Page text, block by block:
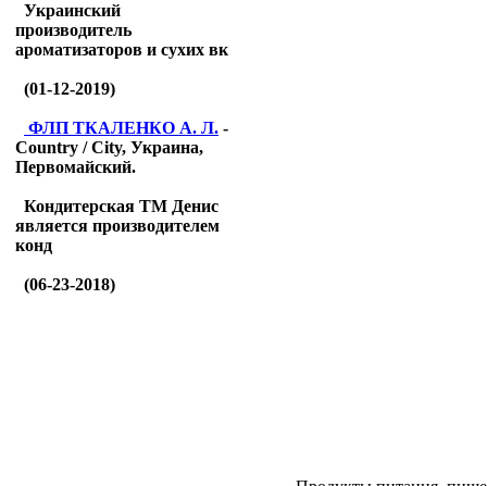
Украинский
производитель
ароматизаторов и сухих вк
(01-12-2019)
ФЛП ТКАЛЕНКО А. Л. -
Country / City, Украина,
Первомайский.
Кондитерская ТМ Денис
является производителем
конд
(06-23-2018)